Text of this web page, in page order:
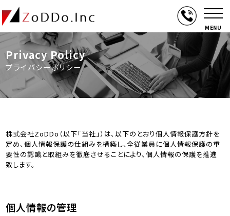
MENU
Privacy Policy
プライバシーポリシー
株式会社ZoDDo（以下「当社」）は、以下のとおり個人情報保護方針を
定め、個人情報保護の仕組みを構築し、全従業員に個人情報保護の重
要性の認識と取組みを徹底させることにより、個人情報の保護を推進
致します。
個人情報の管理